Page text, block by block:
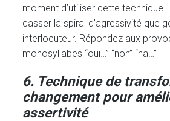
moment d’utiliser cette technique.
casser la spiral d’agressivité que
interlocuteur. Répondez aux
monosyllabes “oui…” “non” “ha…”
6. Technique de
changement pour
assertivité